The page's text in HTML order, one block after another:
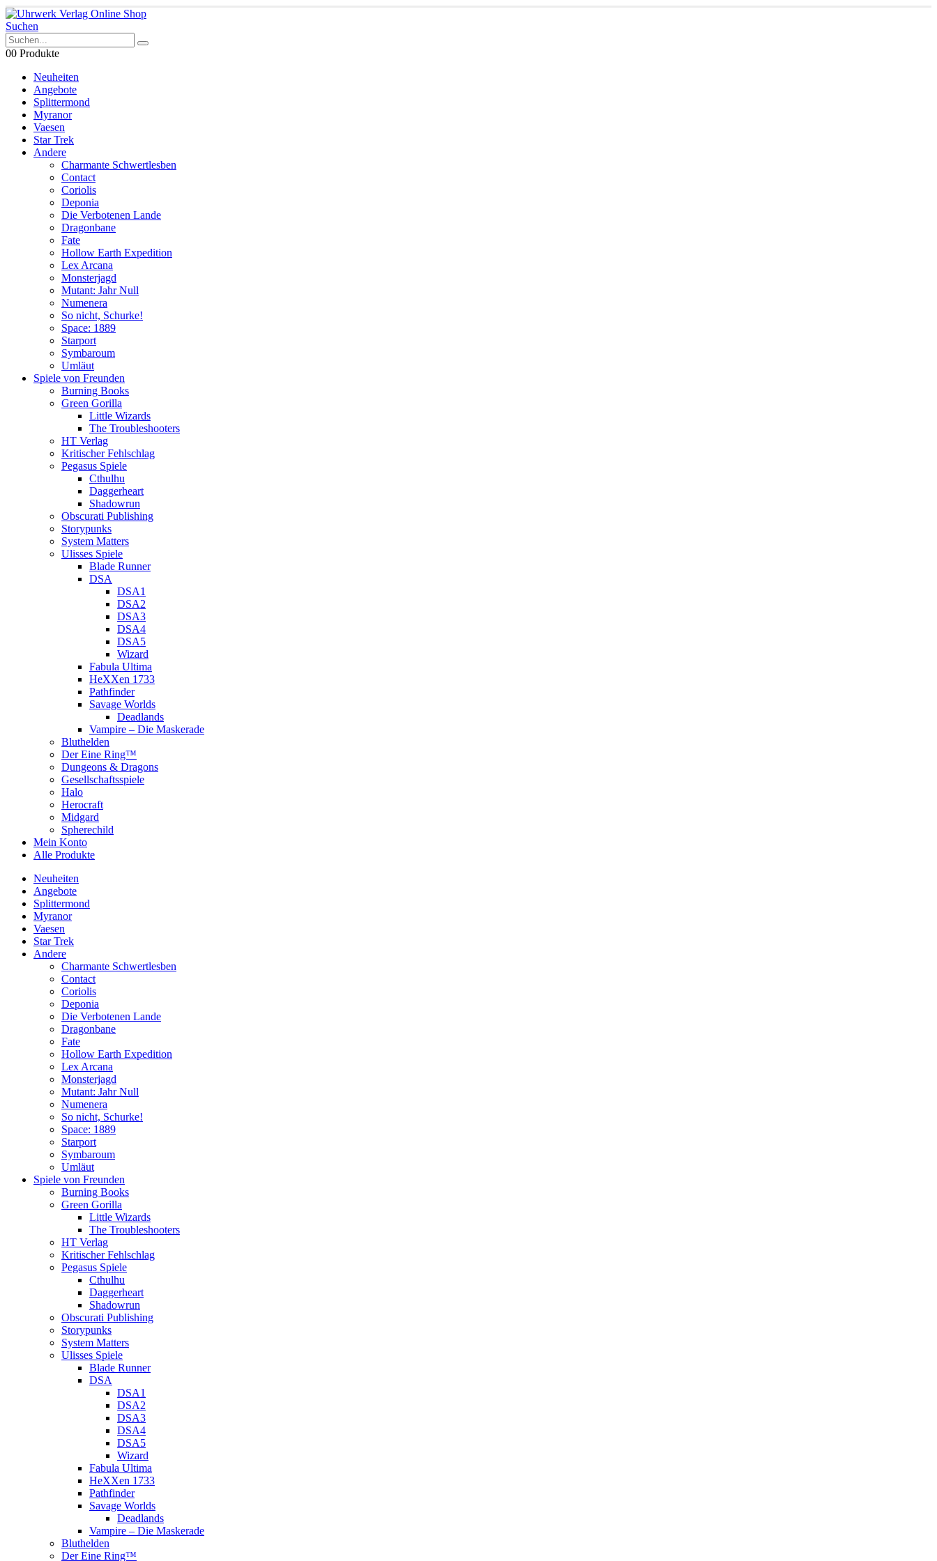
Suchen
00 Produkte
Neuheiten
Angebote
Splittermond
Myranor
Vaesen
Star Trek
Andere
Charmante Schwertlesben
Contact
Coriolis
Deponia
Die Verbotenen Lande
Dragonbane
Fate
Hollow Earth Expedition
Lex Arcana
Monsterjagd
Mutant: Jahr Null
Numenera
So nicht, Schurke!
Space: 1889
Starport
Symbaroum
Umläut
Spiele von Freunden
Burning Books
Green Gorilla
Little Wizards
The Troubleshooters
HT Verlag
Kritischer Fehlschlag
Pegasus Spiele
Cthulhu
Daggerheart
Shadowrun
Obscurati Publishing
Storypunks
System Matters
Ulisses Spiele
Blade Runner
DSA
DSA1
DSA2
DSA3
DSA4
DSA5
Wizard
Fabula Ultima
HeXXen 1733
Pathfinder
Savage Worlds
Deadlands
Vampire – Die Maskerade
Bluthelden
Der Eine Ring™
Dungeons & Dragons
Gesellschaftsspiele
Halo
Herocraft
Midgard
Spherechild
Mein Konto
Alle Produkte
Neuheiten
Angebote
Splittermond
Myranor
Vaesen
Star Trek
Andere
Charmante Schwertlesben
Contact
Coriolis
Deponia
Die Verbotenen Lande
Dragonbane
Fate
Hollow Earth Expedition
Lex Arcana
Monsterjagd
Mutant: Jahr Null
Numenera
So nicht, Schurke!
Space: 1889
Starport
Symbaroum
Umläut
Spiele von Freunden
Burning Books
Green Gorilla
Little Wizards
The Troubleshooters
HT Verlag
Kritischer Fehlschlag
Pegasus Spiele
Cthulhu
Daggerheart
Shadowrun
Obscurati Publishing
Storypunks
System Matters
Ulisses Spiele
Blade Runner
DSA
DSA1
DSA2
DSA3
DSA4
DSA5
Wizard
Fabula Ultima
HeXXen 1733
Pathfinder
Savage Worlds
Deadlands
Vampire – Die Maskerade
Bluthelden
Der Eine Ring™